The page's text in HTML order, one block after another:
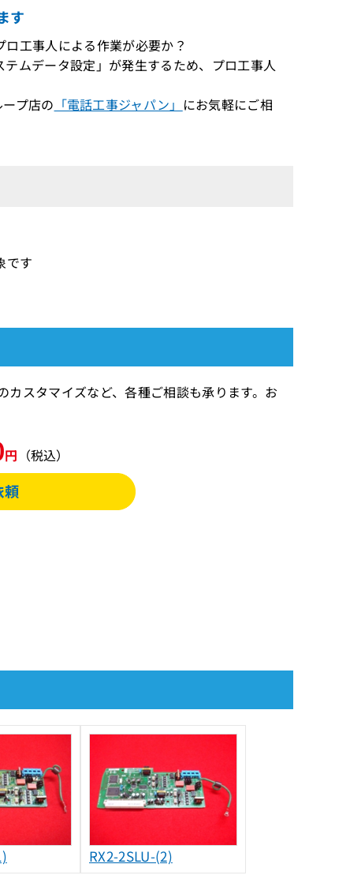
す
工事人による作業が必要か？
ムデータ設定」が発生するため、プロ工事人
プ店の 「電話工事ジャパン」 にお気軽にご相
です
スタマイズなど、各種ご相談も承ります。お
円 （税込）
RX2-2SLU-(2)